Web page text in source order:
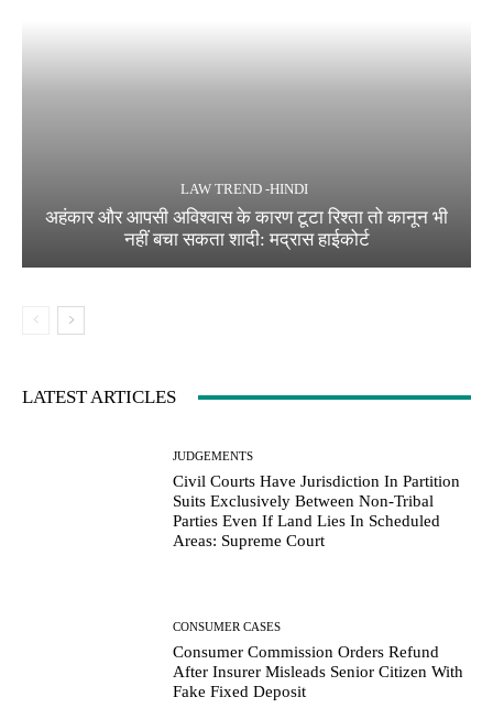
LAW TREND -HINDI
अहंकार और आपसी अविश्वास के कारण टूटा रिश्ता तो कानून भी
नहीं बचा सकता शादी: मद्रास हाईकोर्ट
LATEST ARTICLES
JUDGEMENTS
Civil Courts Have Jurisdiction In Partition
Suits Exclusively Between Non-Tribal
Parties Even If Land Lies In Scheduled
Areas: Supreme Court
CONSUMER CASES
Consumer Commission Orders Refund
After Insurer Misleads Senior Citizen With
Fake Fixed Deposit